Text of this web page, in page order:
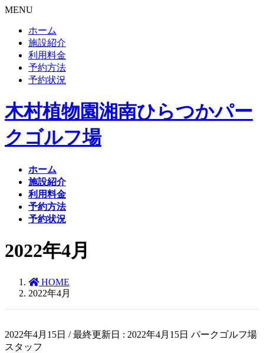
MENU
ホーム
施設紹介
利用料金
予約方法
予約状況
木村植物園湘南ひらつかパー
クゴルフ場
ホーム
施設紹介
利用料金
予約方法
予約状況
2022年4月
HOME
2022年4月
2022年4月15日 / 最終更新日 : 2022年4月15日 パークゴルフ場
スタッフ